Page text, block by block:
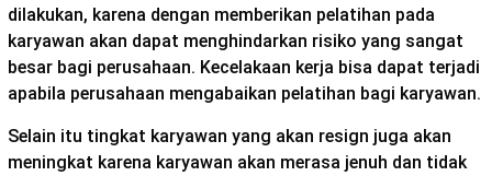
dilakukan, karena dengan memberikan pelatihan pada
karyawan akan dapat menghindarkan risiko yang sangat
besar bagi perusahaan. Kecelakaan kerja bisa dapat terjadi
apabila perusahaan mengabaikan pelatihan bagi karyawan.
Selain itu tingkat karyawan yang akan resign juga akan
meningkat karena karyawan akan merasa jenuh dan tidak